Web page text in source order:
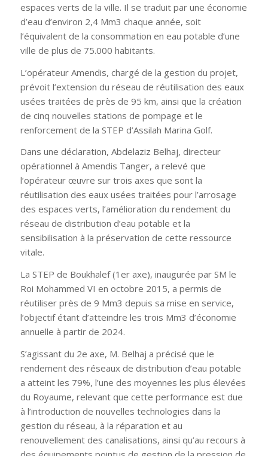
espaces verts de la ville. Il se traduit par une économie
d’eau d’environ 2,4 Mm3 chaque année, soit
l’équivalent de la consommation en eau potable d’une
ville de plus de 75.000 habitants.
L’opérateur Amendis, chargé de la gestion du projet,
prévoit l’extension du réseau de réutilisation des eaux
usées traitées de près de 95 km, ainsi que la création
de cinq nouvelles stations de pompage et le
renforcement de la STEP d’Assilah Marina Golf.
Dans une déclaration, Abdelaziz Belhaj, directeur
opérationnel à Amendis Tanger, a relevé que
l’opérateur œuvre sur trois axes que sont la
réutilisation des eaux usées traitées pour l’arrosage
des espaces verts, l’amélioration du rendement du
réseau de distribution d’eau potable et la
sensibilisation à la préservation de cette ressource
vitale.
La STEP de Boukhalef (1er axe), inaugurée par SM le
Roi Mohammed VI en octobre 2015, a permis de
réutiliser près de 9 Mm3 depuis sa mise en service,
l’objectif étant d’atteindre les trois Mm3 d’économie
annuelle à partir de 2024.
S’agissant du 2e axe, M. Belhaj a précisé que le
rendement des réseaux de distribution d’eau potable
a atteint les 79%, l’une des moyennes les plus élevées
du Royaume, relevant que cette performance est due
à l’introduction de nouvelles technologies dans la
gestion du réseau, à la réparation et au
renouvellement des canalisations, ainsi qu’au recours à